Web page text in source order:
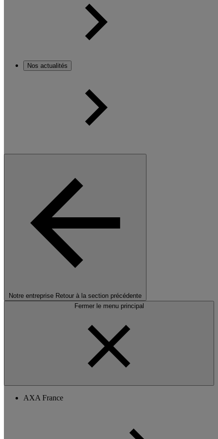
Nos actualités
Notre entreprise Retour à la section précédente
Fermer le menu principal
AXA France